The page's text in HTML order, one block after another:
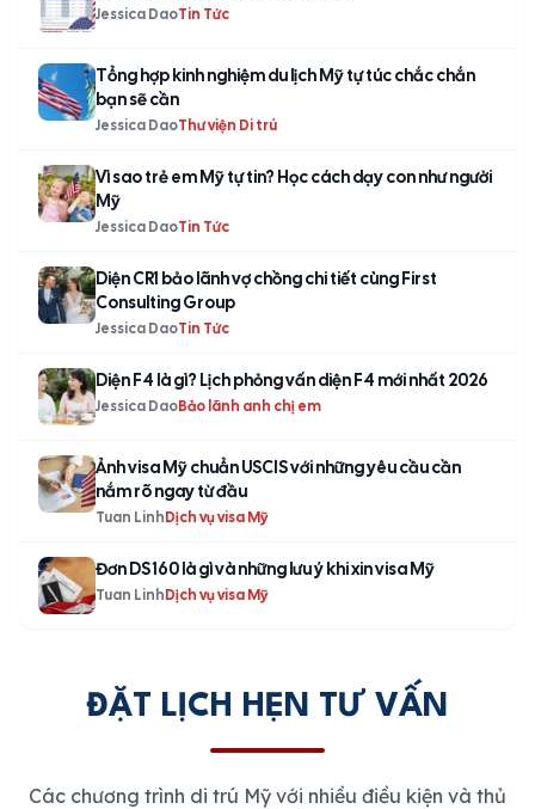
Jessica DaoTin Tức
Tổng hợp kinh nghiệm du lịch Mỹ tự túc chắc chắn
bạn sẽ cần
Jessica DaoThư viện Di trú
Vì sao trẻ em Mỹ tự tin? Học cách dạy con như người
Mỹ
Jessica DaoTin Tức
Diện CR1 bảo lãnh vợ chồng chi tiết cùng First
Consulting Group
Jessica DaoTin Tức
Diện F4 là gì? Lịch phỏng vấn diện F4 mới nhất 2026
Jessica DaoBảo lãnh anh chị em
Ảnh visa Mỹ chuẩn USCIS với những yêu cầu cần
nắm rõ ngay từ đầu
Tuan LinhDịch vụ visa Mỹ
Đơn DS 160 là gì và những lưu ý khi xin visa Mỹ
Tuan LinhDịch vụ visa Mỹ
ĐẶT LỊCH HẸN TƯ VẤN
Các chương trình di trú Mỹ với nhiều điều kiện và thủ